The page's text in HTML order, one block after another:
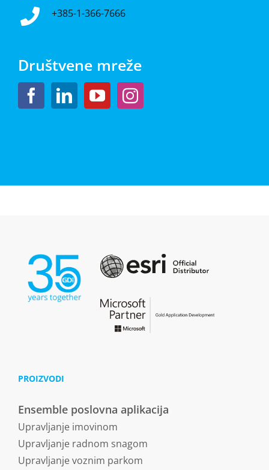
+385-1-366-7666
Društvene mreže
PROIZVODI
Ensemble poslovna aplikacija
Upravljanje imovinom
Upravljanje radnom snagom
Upravljanje voznim parkom